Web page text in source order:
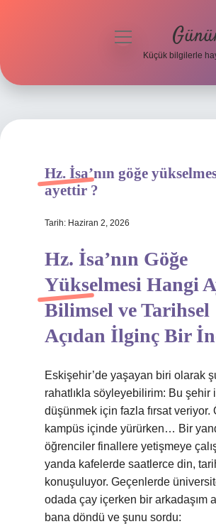
Hakkımızda
menüyü
Küçük bilgilerle
Hz. İsa’nın göğe
ayettir ?
Tarih: Haziran 2, 2026
Hz. İsa’nın Göğe
Yükselmesi Hangi
Bilimsel ve Tarihsel
Açıdan İlginç Bir
Eskişehir’de yaşayan biri olarak
rahatlıkla söyleyebilirim: Bu şehir
düşünmek için fazla fırsat veriyor.
kampüs içinde yürürken… Bir
öğrenciler finallere yetişmeye
yanda kafelerde saatlerce din,
konuşuluyor. Geçenlerde
odada çay içerken bir arkadaşım
bana döndü ve şunu sordu: